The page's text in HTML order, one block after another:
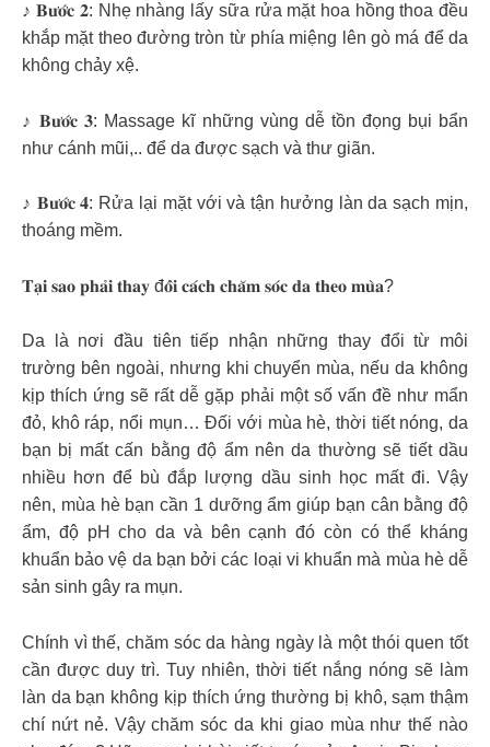
♪ 𝐁𝐮̛𝐨̛́𝐜 𝟐: Nhẹ nhàng lấy sữa rửa mặt hoa hồng thoa đều
khắp mặt theo đường tròn từ phía miệng lên gò má để da
không chảy xệ.
♪ 𝐁𝐮̛𝐨̛́𝐜 𝟑: Massage kĩ những vùng dễ tồn đọng bụi bẩn
như cánh mũi,.. để da được sạch và thư giãn.
♪ 𝐁𝐮̛𝐨̛́𝐜 𝟒: Rửa lại mặt với và tận hưởng làn da sạch mịn,
thoáng mềm.
𝐓𝐚̣𝐢 𝐬𝐚𝐨 𝐩𝐡𝐚̉𝐢 𝐭𝐡𝐚𝐲 đ𝐨̂̉𝐢 𝐜𝐚́𝐜𝐡 𝐜𝐡𝐚̆𝐦 𝐬𝐨́𝐜 𝐝𝐚 𝐭𝐡𝐞𝐨 𝐦𝐮̀𝐚?
Da là nơi đầu tiên tiếp nhận những thay đổi từ môi
trường bên ngoài, nhưng khi chuyển mùa, nếu da không
kịp thích ứng sẽ rất dễ gặp phải một số vấn đề như mẩn
đỏ, khô ráp, nổi mụn… Đối với mùa hè, thời tiết nóng, da
bạn bị mất cấn bằng độ ẩm nên da thường sẽ tiết dầu
nhiều hơn để bù đắp lượng dầu sinh học mất đi. Vậy
nên, mùa hè bạn cần 1 dưỡng ẩm giúp bạn cân bằng độ
ẩm, độ pH cho da và bên cạnh đó còn có thể kháng
khuẩn bảo vệ da bạn bởi các loại vi khuẩn mà mùa hè dễ
sản sinh gây ra mụn.
Chính vì thế, chăm sóc da hàng ngày là một thói quen tốt
cần được duy trì. Tuy nhiên, thời tiết nắng nóng sẽ làm
làn da bạn không kịp thích ứng thường bị khô, sạm thậm
chí nứt nẻ. Vậy chăm sóc da khi giao mùa như thế nào